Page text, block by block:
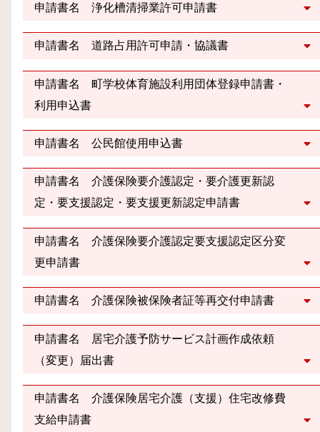
申請書名 浄化槽清掃業許可申請書
申請書名 道路占用許可申請・協議書
申請書名 町学校体育施設利用団体登録申請書・
利用申込書
申請書名 公民館使用申込書
申請書名 介護保険要介護認定・要介護更新認
定・要支援認定・要支援更新認定申請書
申請書名 介護保険要介護認定要支援認定区分変
更申請書
申請書名 介護保険被保険者証等再交付申請書
申請書名 居宅介護予防サービス計画作成依頼
（変更）届出書
申請書名 介護保険居宅介護（支援）住宅改修費
支給申請書